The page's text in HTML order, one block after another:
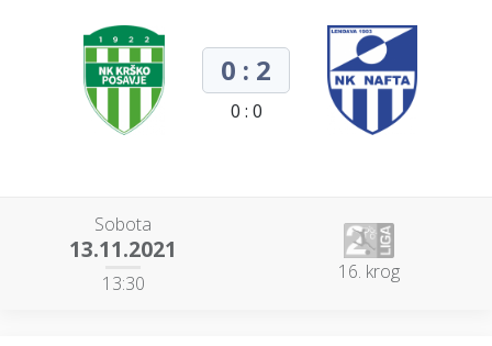
0 : 2
0 : 0
Sobota
13.11.2021
13:30 16. krog